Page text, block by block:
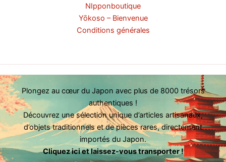
NIpponboutique
Yōkoso – Bienvenue
Conditions générales
Plongez au cœur du Japon avec plus de 8000 trésors
authentiques !
Découvrez une sélection unique d’articles artisanaux,
d’objets traditionnels et de pièces rares, directement
importés du Japon.
Cliquez ici et laissez-vous transporter !